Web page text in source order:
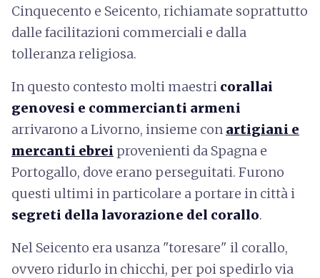
Cinquecento e Seicento, richiamate soprattutto
dalle facilitazioni commerciali e dalla
tolleranza religiosa.
In questo contesto molti maestri corallai
genovesi e commercianti armeni
arrivarono a Livorno, insieme con artigiani e
mercanti ebrei provenienti da Spagna e
Portogallo, dove erano perseguitati. Furono
questi ultimi in particolare a portare in città i
segreti della lavorazione del corallo.
Nel Seicento era usanza "toresare" il corallo,
ovvero ridurlo in chicchi, per poi spedirlo via